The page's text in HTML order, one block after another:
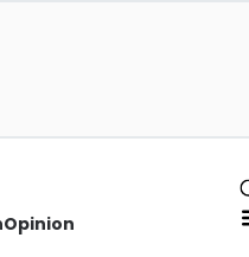
Opinion